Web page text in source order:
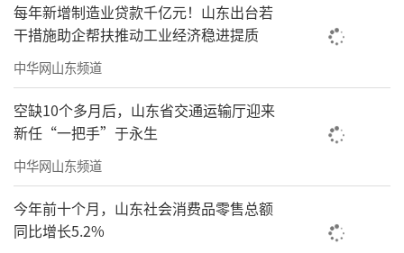
每年新增制造业贷款千亿元！山东出台若
干措施助企帮扶推动工业经济稳进提质
中华网山东频道
空缺10个多月后，山东省交通运输厅迎来
新任“一把手”于永生
中华网山东频道
今年前十个月，山东社会消费品零售总额
同比增长5.2%